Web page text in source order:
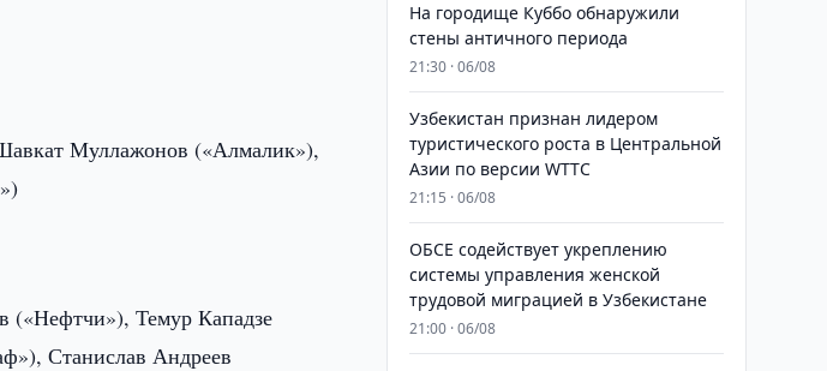
Муллажонов («Алмалик»),
(«Нефтчи»), Темур Кападзе
Станислав Андреев
На городище Куббо обнаружили
стены античного периода
21:30 · 06/08
Узбекистан признан лидером
туристического роста в Центральной
Азии по версии WTTC
21:15 · 06/08
ОБСЕ содействует укреплению
системы управления женской
трудовой миграцией в Узбекистане
21:00 · 06/08